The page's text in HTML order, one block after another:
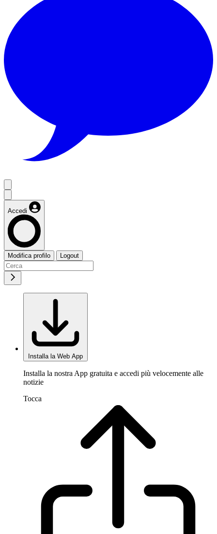
Accedi
Modifica profilo Logout
Installa la Web App
Installa la nostra App gratuita e accedi più velocemente alle
notizie
Tocca